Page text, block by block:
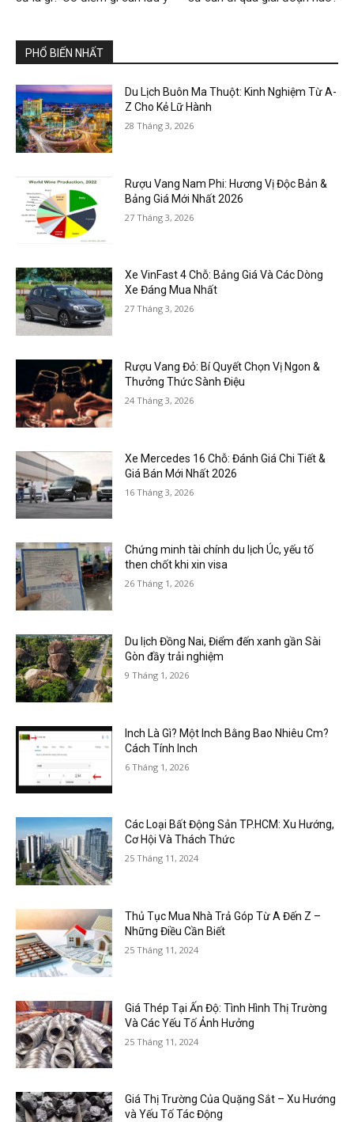
PHỔ BIẾN NHẤT
Du Lịch Buôn Ma Thuột: Kinh Nghiệm Từ A-
Z Cho Kẻ Lữ Hành
28 Tháng 3, 2026
Rượu Vang Nam Phi: Hương Vị Độc Bản &
Bảng Giá Mới Nhất 2026
27 Tháng 3, 2026
Xe VinFast 4 Chỗ: Bảng Giá Và Các Dòng
Xe Đáng Mua Nhất
27 Tháng 3, 2026
Rượu Vang Đỏ: Bí Quyết Chọn Vị Ngon &
Thưởng Thức Sành Điệu
24 Tháng 3, 2026
Xe Mercedes 16 Chỗ: Đánh Giá Chi Tiết &
Giá Bán Mới Nhất 2026
16 Tháng 3, 2026
Chứng minh tài chính du lịch Úc, yếu tố
then chốt khi xin visa
26 Tháng 1, 2026
Du lịch Đồng Nai, Điểm đến xanh gần Sài
Gòn đầy trải nghiệm
9 Tháng 1, 2026
Inch Là Gì? Một Inch Bằng Bao Nhiêu Cm?
Cách Tính Inch
6 Tháng 1, 2026
Các Loại Bất Động Sản TP.HCM: Xu Hướng,
Cơ Hội Và Thách Thức
25 Tháng 11, 2024
Thủ Tục Mua Nhà Trả Góp Từ A Đến Z –
Những Điều Cần Biết
25 Tháng 11, 2024
Giá Thép Tại Ấn Độ: Tình Hình Thị Trường
Và Các Yếu Tố Ảnh Hưởng
25 Tháng 11, 2024
Giá Thị Trường Của Quặng Sắt – Xu Hướng
và Yếu Tố Tác Động